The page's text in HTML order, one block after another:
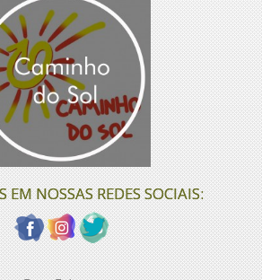
EM NOSSAS REDES SOCIAIS: